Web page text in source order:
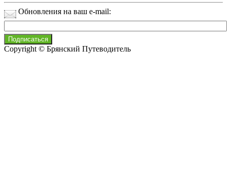
Обновления на ваш e-mail:
Copyright © Брянский Путеводитель